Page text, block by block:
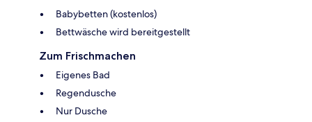
Babybetten (kostenlos)
Bettwäsche wird bereitgestellt
Zum Frischmachen
Eigenes Bad
Regendusche
Nur Dusche